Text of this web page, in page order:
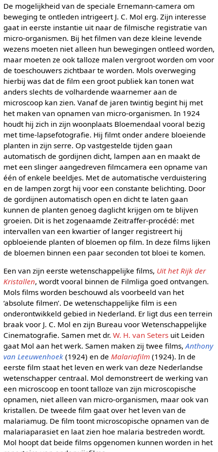
De mogelijkheid van de speciale Ernemann-camera om
beweging te ontleden intrigeert J. C. Mol erg. Zijn interesse
gaat in eerste instantie uit naar de filmische registratie van
micro-organismen. Bij het filmen van deze kleine levende
wezens moeten niet alleen hun bewegingen ontleed worden,
maar moeten ze ook talloze malen vergroot worden om voor
de toeschouwers zichtbaar te worden. Mols overweging
hierbij was dat de film een groot publiek kan tonen wat
anders slechts de volhardende waarnemer aan de
microscoop kan zien. Vanaf de jaren twintig begint hij met
het maken van opnamen van micro-organismen. In 1924
houdt hij zich in zijn woonplaats Bloemendaal vooral bezig
met time-lapsefotografie. Hij filmt onder andere bloeiende
planten in zijn serre. Op vastgestelde tijden gaan
automatisch de gordijnen dicht, lampen aan en maakt de
met een slinger aangedreven filmcamera een opname van
één of enkele beeldjes. Met de automatische verduistering
en de lampen zorgt hij voor een constante belichting. Door
de gordijnen automatisch open en dicht te laten gaan
kunnen de planten genoeg daglicht krijgen om te blijven
groeien. Dit is het zogenaamde Zeitraffer-procédé: met
intervallen van een kwartier of langer registreert hij
opbloeiende planten of bloemen op film. In deze films lijken
de bloemen binnen een paar seconden tot bloei te komen.
Een van zijn eerste wetenschappelijke films, Uit het Rijk der
Kristallen, wordt vooral binnen de Filmliga goed ontvangen.
Mols films worden beschouwd als voorbeeld van het
‘absolute filmen’. De wetenschappelijke film is een
onderontwikkeld gebied in Nederland. Er ligt dus een terrein
braak voor J. C. Mol en zijn Bureau voor Wetenschappelijke
Cinematografie. Samen met dr. W. H. van Setersuit Leiden
gaat Mol aan het werk. Samen maken zij twee films, Anthony
van Leeuwenhoek(1924) en de Malariafilm(1924). In de
eerste film staat het leven en werk van deze Nederlandse
wetenschapper centraal. Mol demonstreert de werking van
een microscoop en toont talloze van zijn microscopische
opnamen, niet alleen van micro-organismen, maar ook van
kristallen. De tweede film gaat over het leven van de
malariamug. De film toont microscopische opnamen van de
malariaparasiet en laat zien hoe malaria bestreden wordt.
Mol hoopt dat beide films opgenomen kunnen worden in het